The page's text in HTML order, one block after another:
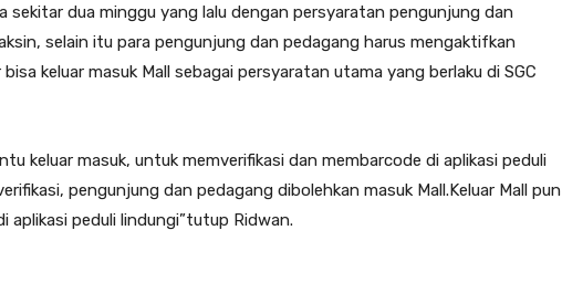
sekitar dua minggu yang lalu dengan persyaratan pengunjung dan
selain itu para pengunjung dan pedagang harus mengaktifkan
keluar masuk Mall sebagai persyaratan utama yang berlaku di SGC
keluar masuk, untuk memverifikasi dan membarcode di aplikasi peduli
pengunjung dan pedagang dibolehkan masuk Mall.Keluar Mall pun
aplikasi peduli lindungi”tutup Ridwan.